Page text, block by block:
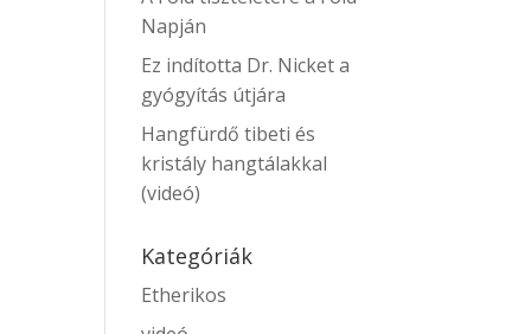
Napján
Ez indította Dr. Nicket a
gyógyítás útjára
Hangfürdő tibeti és
kristály hangtálakkal
(videó)
Kategóriák
Etherikos